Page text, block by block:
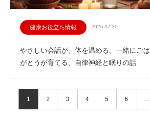
健康お役立ち情報 2026.07.30
やさしい会話が、体を温める。一緒にご
がとうが育てる、自律神経と眠りの話
1 2 3 4 5 6 …